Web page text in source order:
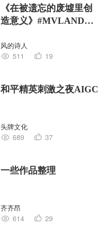
《在被遗忘的废墟里创
造意义》#MVLAND嘻
风的诗人
511
19
和平精英刺激之夜AIGC
头牌文化
689
37
一些作品整理
齐齐昂
614
29